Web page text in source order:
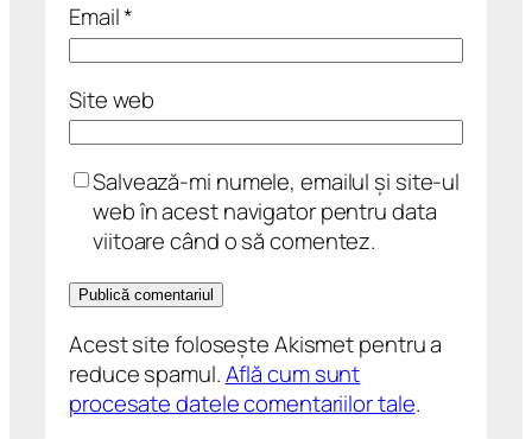
Email*
Site web
Salvează-mi numele, emailul și site-ul
web în acest navigator pentru data
viitoare când o să comentez.
Acest site folosește Akismet pentru a
reduce spamul.Află cum sunt
procesate datele comentariilor tale.